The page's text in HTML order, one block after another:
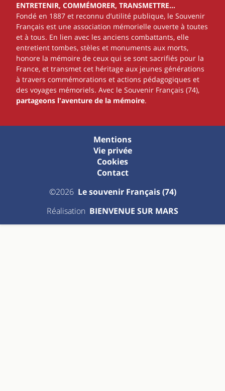
ENTRETENIR, COMMÉMORER, TRANSMETTRE…
Fondé en 1887 et reconnu d’utilité publique, le Souvenir
Français est une association mémorielle ouverte à toutes
et à tous. En lien avec les anciens combattants, elle
entretient tombes, stèles et monuments aux morts,
honore la mémoire de ceux qui se sont sacrifiés pour la
France, et transmet cet héritage aux jeunes générations
à travers commémorations et actions pédagogiques et
des voyages mémoriels. Avec le Souvenir Français (74),
partageons l'aventure de la mémoire.
©2026 Le souvenir Français (74)
Mentions
Vie privée
Cookies
Contact
Réalisation BIENVENUE SUR MARS